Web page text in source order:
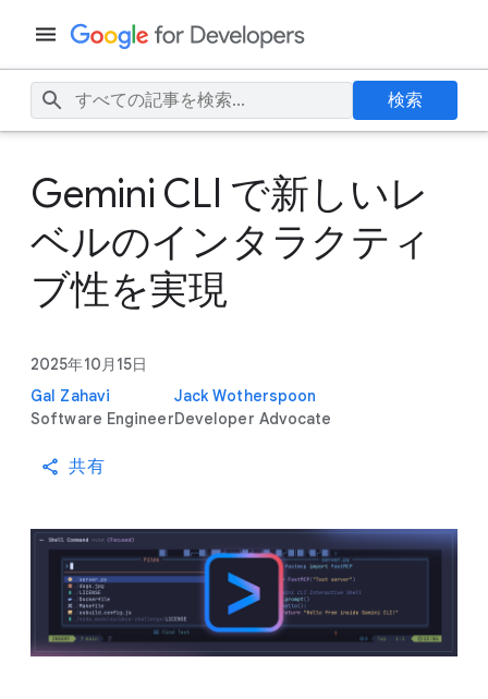
検索
Gemini CLI で新しいレ
ベルのインタラクティ
ブ性を実現
2025年10月15日
Gal Zahavi
Software Engineer
Jack Wotherspoon
Developer Advocate
共有